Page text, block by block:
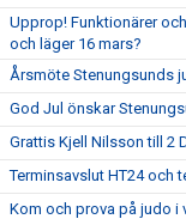
Upprop! Funktionärer
och läger 16 mars?
Årsmöte Stenungsunds
God Jul önskar
Grattis Kjell Nilsson till 2
Terminsavslut HT24 och
Kom och prova på judo i